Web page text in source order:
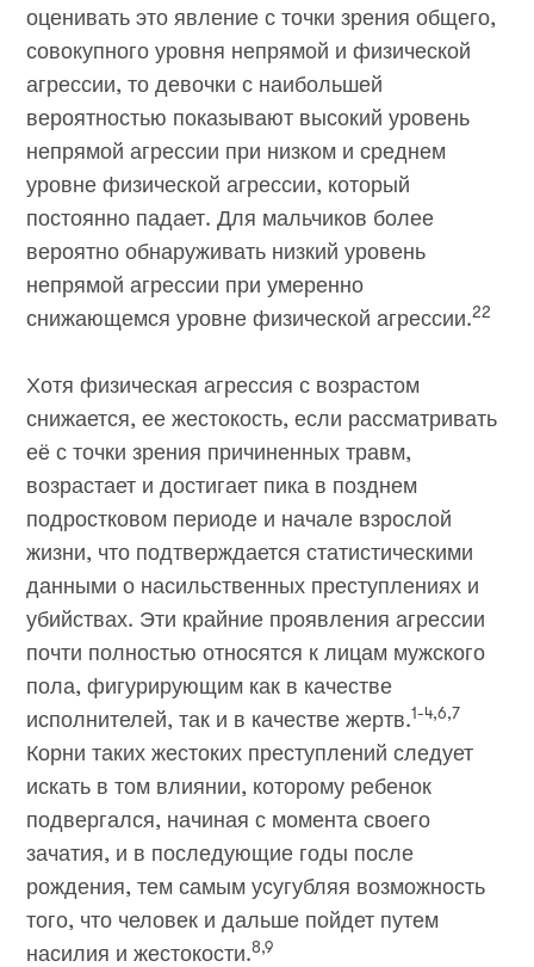
оценивать это явление с точки зрения общего,
совокупного уровня непрямой и физической
агрессии, то девочки с наибольшей
вероятностью показывают высокий уровень
непрямой агрессии при низком и среднем
уровне физической агрессии, который
постоянно падает. Для мальчиков более
вероятно обнаруживать низкий уровень
непрямой агрессии при умеренно
снижающемся уровне физической агрессии.22
Хотя физическая агрессия с возрастом
снижается, ее жестокость, если рассматривать
её с точки зрения причиненных травм,
возрастает и достигает пика в позднем
подростковом периоде и начале взрослой
жизни, что подтверждается статистическими
данными о насильственных преступлениях и
убийствах. Эти крайние проявления агрессии
почти полностью относятся к лицам мужского
пола, фигурирующим как в качестве
исполнителей, так и в качестве жертв.1-4,6,7
Корни таких жестоких преступлений следует
искать в том влиянии, которому ребенок
подвергался, начиная с момента своего
зачатия, и в последующие годы после
рождения, тем самым усугубляя возможность
того, что человек и дальше пойдет путем
насилия и жестокости.8,9